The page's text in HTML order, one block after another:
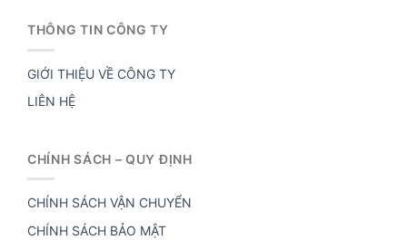
THÔNG TIN CÔNG TY
GIỚI THIỆU VỀ CÔNG TY
LIÊN HỆ
CHÍNH SÁCH – QUY ĐỊNH
CHÍNH SÁCH VẬN CHUYỂN
CHÍNH SÁCH BẢO MẬT